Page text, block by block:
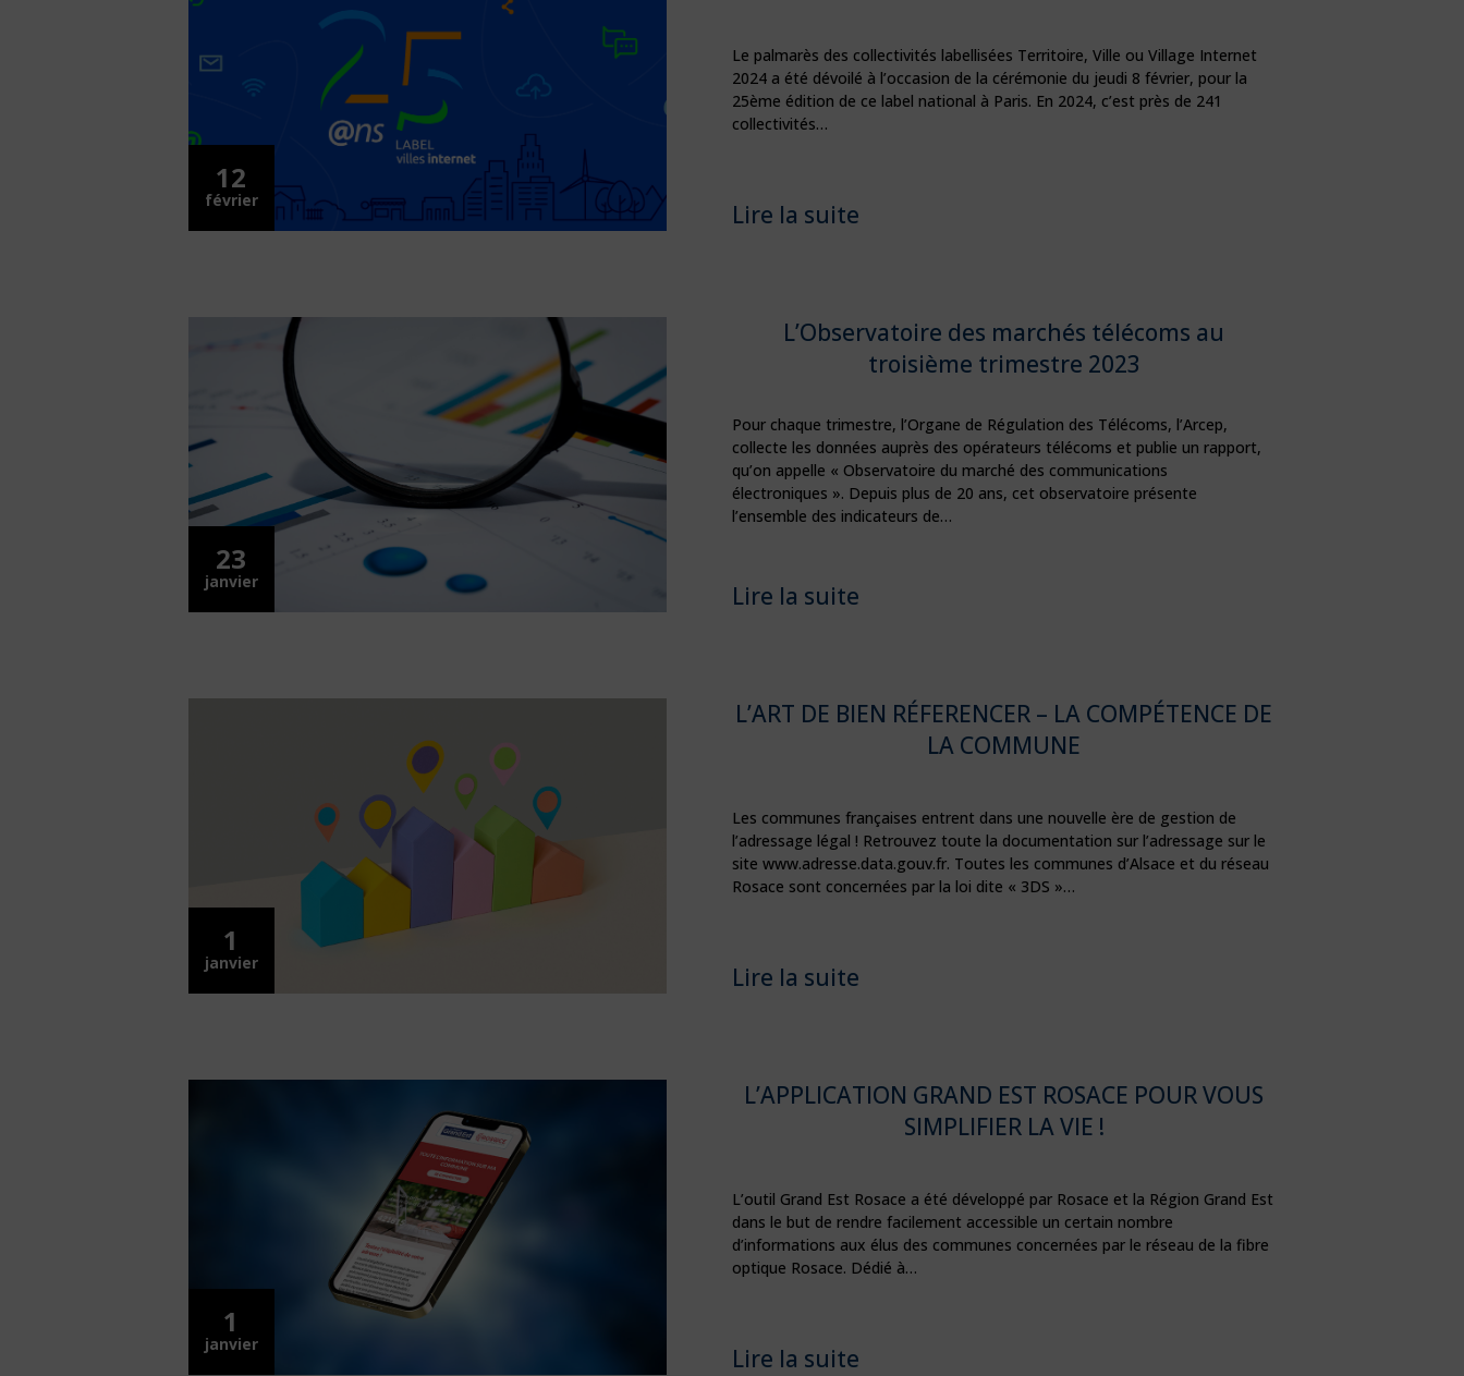
12
février
Le palmarès des collectivités labellisées Territoire, Ville ou Village Internet
2024 a été dévoilé à l’occasion de la cérémonie du jeudi 8 février, pour la
25ème édition de ce label national à Paris. En 2024, c’est près de 241
collectivités…
Lire la suite
23
janvier
L’Observatoire des marchés télécoms au
troisième trimestre 2023
Pour chaque trimestre, l’Organe de Régulation des Télécoms, l’Arcep,
collecte les données auprès des opérateurs télécoms et publie un rapport,
qu’on appelle « Observatoire du marché des communications
électroniques ». Depuis plus de 20 ans, cet observatoire présente
l’ensemble des indicateurs de…
Lire la suite
1
janvier
L’ART DE BIEN RÉFERENCER – LA COMPÉTENCE DE
LA COMMUNE
Les communes françaises entrent dans une nouvelle ère de gestion de
l’adressage légal ! Retrouvez toute la documentation sur l’adressage sur le
site www.adresse.data.gouv.fr. Toutes les communes d’Alsace et du réseau
Rosace sont concernées par la loi dite « 3DS »…
Lire la suite
1
janvier
L’APPLICATION GRAND EST ROSACE POUR VOUS
SIMPLIFIER LA VIE !
L’outil Grand Est Rosace a été développé par Rosace et la Région Grand Est
dans le but de rendre facilement accessible un certain nombre
d’informations aux élus des communes concernées par le réseau de la fibre
optique Rosace. Dédié à…
Lire la suite